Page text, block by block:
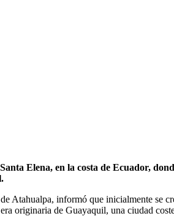
Elena, en la costa de Ecuador,
Atahualpa, informó que inicialmente se
originaria de Guayaquil, una ciudad